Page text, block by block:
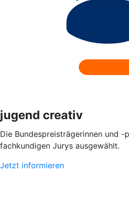
jugend creativ
Die Bundespreisträgerinnen und
fachkundigen Jurys ausgewählt.
Jetzt informieren